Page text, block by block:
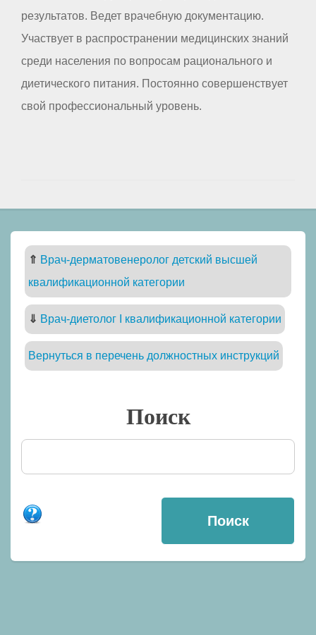
результатов. Ведет врачебную документацию.
Участвует в распространении медицинских знаний
среди населения по вопросам рационального и
диетического питания. Постоянно совершенствует
свой профессиональный уровень.
⇑ Врач-дерматовенеролог детский высшей
квалификационной категории
⇓ Врач-диетолог I квалификационной категории
Вернуться в перечень должностных инструкций
Поиск